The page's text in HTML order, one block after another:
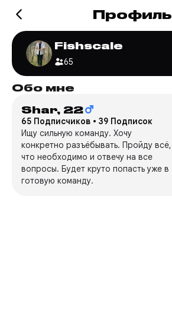
Профиль
Fishscale
65
Обо мне
Shar, 22
65 Подписчиков • 39 Подписок
Ищу сильную команду. Хочу
конкретно разъёбывать. Пройду всё,
что необходимо и отвечу на все
вопросы. Будет круто попасть уже в
готовую команду.